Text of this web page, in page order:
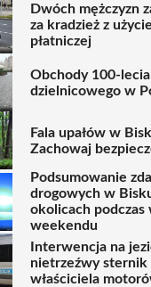
Dwóch mężczyzn
za kradzież z
płatniczej
Obchody 100-
dzielnicowego w
Fala upałów w
Zachowaj
Podsumowanie
drogowych w
okolicach podczas
weekendu
Interwencja na
nietrzeźwy sternik
właściciela